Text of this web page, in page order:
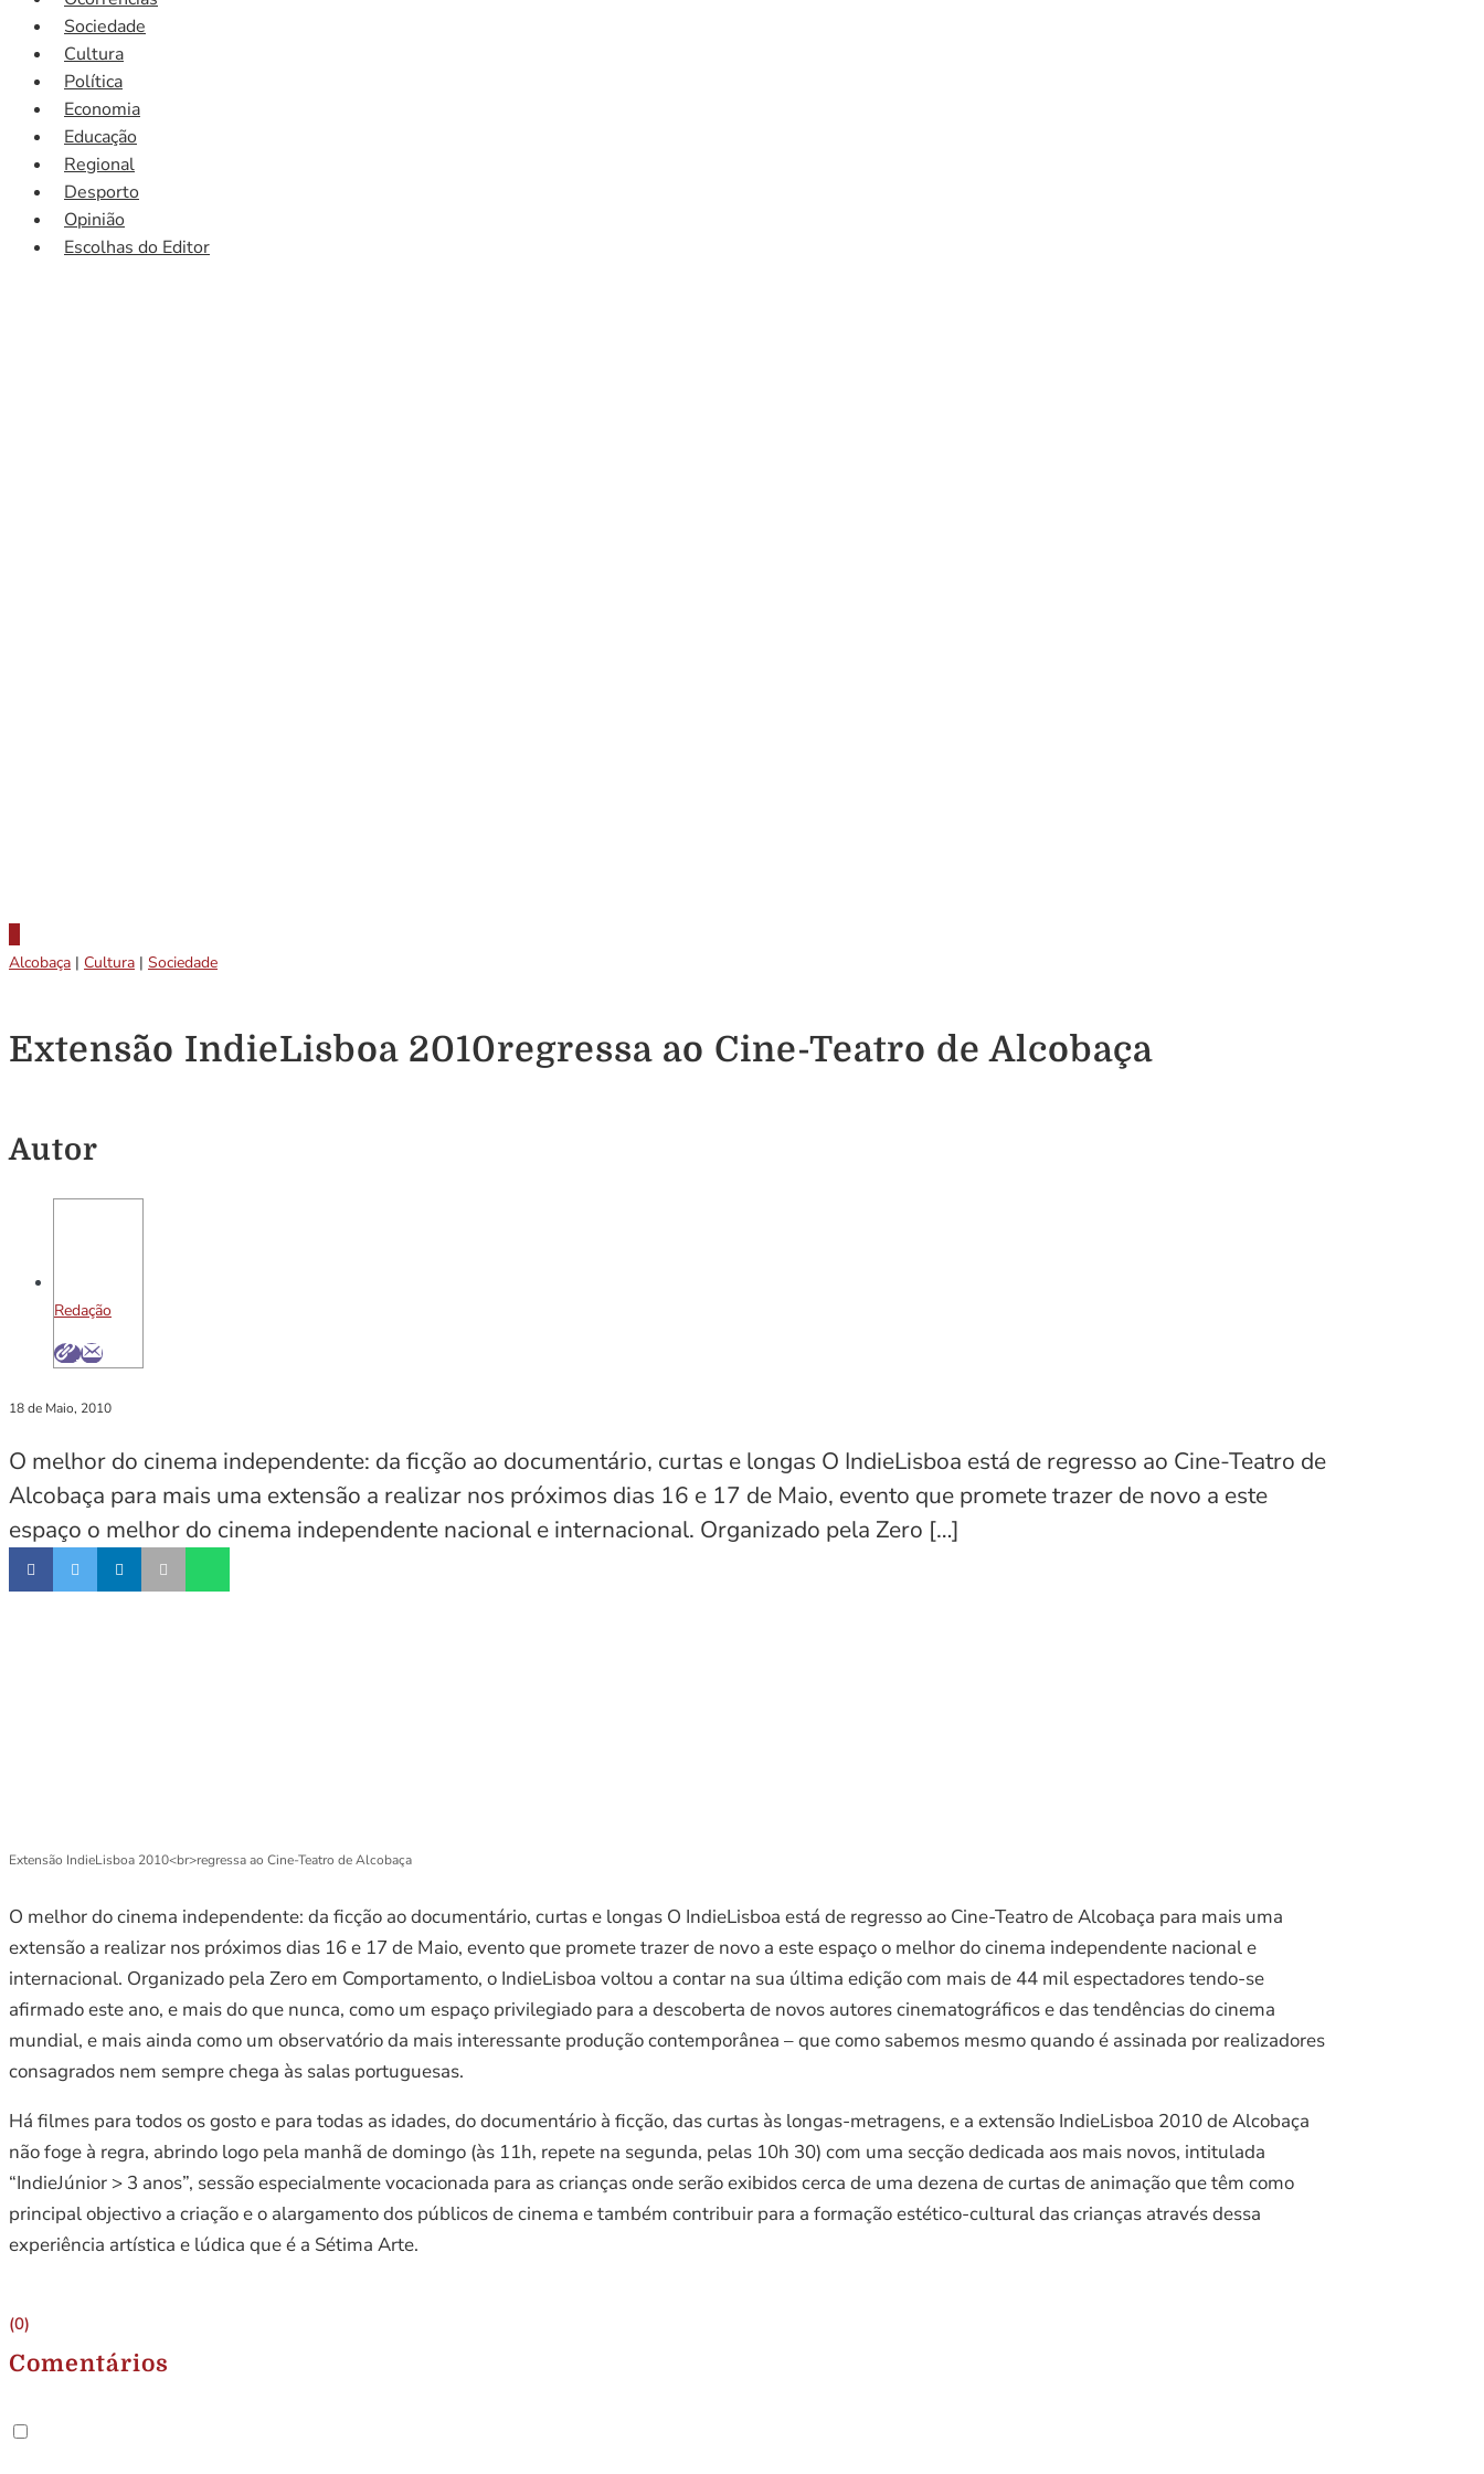
Sociedade
Cultura
Política
Economia
Educação
Regional
Desporto
Opinião
Escolhas do Editor
Alcobaça | Cultura | Sociedade
Extensão IndieLisboa 2010regressa ao Cine-Teatro de Alcobaça
Autor
Redação
18 de Maio, 2010
O melhor do cinema independente: da ficção ao documentário, curtas e longas O IndieLisboa está de regresso ao Cine-Teatro de
Alcobaça para mais uma extensão a realizar nos próximos dias 16 e 17 de Maio, evento que promete trazer de novo a este
espaço o melhor do cinema independente nacional e internacional. Organizado pela Zero […]
Extensão IndieLisboa 2010<br>regressa ao Cine-Teatro de Alcobaça
O melhor do cinema independente: da ficção ao documentário, curtas e longas O IndieLisboa está de regresso ao Cine-Teatro de Alcobaça para mais uma
extensão a realizar nos próximos dias 16 e 17 de Maio, evento que promete trazer de novo a este espaço o melhor do cinema independente nacional e
internacional. Organizado pela Zero em Comportamento, o IndieLisboa voltou a contar na sua última edição com mais de 44 mil espectadores tendo-se
afirmado este ano, e mais do que nunca, como um espaço privilegiado para a descoberta de novos autores cinematográficos e das tendências do cinema
mundial, e mais ainda como um observatório da mais interessante produção contemporânea – que como sabemos mesmo quando é assinada por realizadores
consagrados nem sempre chega às salas portuguesas.
Há filmes para todos os gosto e para todas as idades, do documentário à ficção, das curtas às longas-metragens, e a extensão IndieLisboa 2010 de Alcobaça
não foge à regra, abrindo logo pela manhã de domingo (às 11h, repete na segunda, pelas 10h 30) com uma secção dedicada aos mais novos, intitulada
“IndieJúnior > 3 anos”, sessão especialmente vocacionada para as crianças onde serão exibidos cerca de uma dezena de curtas de animação que têm como
principal objectivo a criação e o alargamento dos públicos de cinema e também contribuir para a formação estético-cultural das crianças através dessa
experiência artística e lúdica que é a Sétima Arte.
(0)
Comentários